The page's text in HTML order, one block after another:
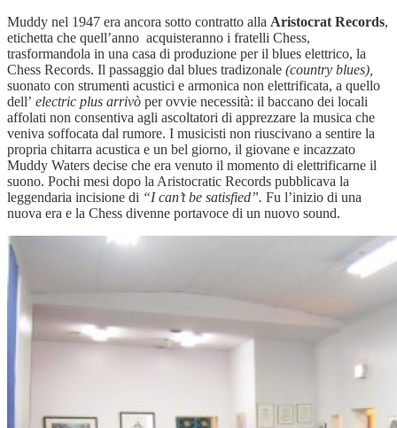
Muddy nel 1947 era ancora sotto contratto alla Aristocrat Records,
etichetta che quell’anno acquisteranno i fratelli Chess,
trasformandola in una casa di produzione per il blues elettrico, la
Chess Records. Il passaggio dal blues tradizonale (country blues),
suonato con strumenti acustici e armonica non elettrificata, a quello
dell’ electric plus arrivò per ovvie necessità: il baccano dei locali
affolati non consentiva agli ascoltatori di apprezzare la musica che
veniva soffocata dal rumore. I musicisti non riuscivano a sentire la
propria chitarra acustica e un bel giorno, il giovane e incazzato
Muddy Waters decise che era venuto il momento di elettrificarne il
suono. Pochi mesi dopo la Aristocratic Records pubblicava la
leggendaria incisione di “I can’t be satisfied”. Fu l’inizio di una
nuova era e la Chess divenne portavoce di un nuovo sound.